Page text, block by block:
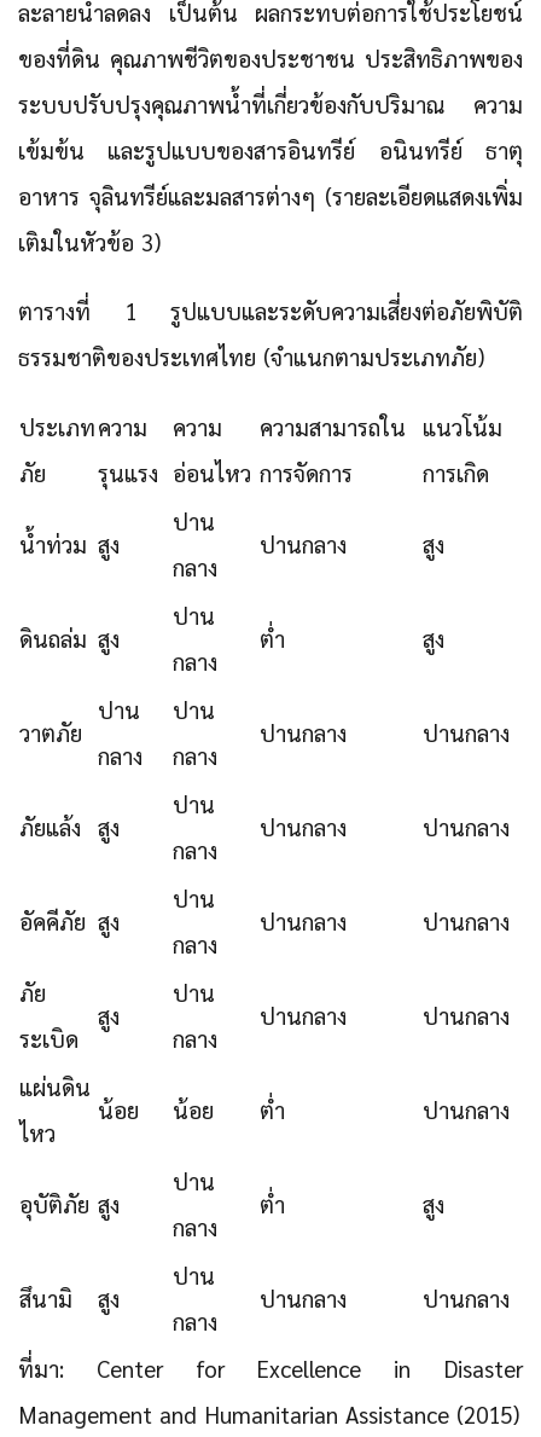
ละลายน้ำลดลง เป็นต้น ผลกระทบต่อการใช้ประโยชน์
ของที่ดิน คุณภาพชีวิตของประชาชน ประสิทธิภาพของ
ระบบปรับปรุงคุณภาพน้ำที่เกี่ยวข้องกับปริมาณ ความ
เข้มข้น และรูปแบบของสารอินทรีย์ อนินทรีย์ ธาตุ
อาหาร จุลินทรีย์และมลสารต่างๆ (รายละเอียดแสดงเพิ่ม
เติมในหัวข้อ 3)
ตารางที่ 1 รูปแบบและระดับความเสี่ยงต่อภัยพิบัติ
ธรรมชาติของประเทศไทย (จำแนกตามประเภทภัย)
ประเภท
ภัย
ความ
รุนแรง
ความ
อ่อนไหว
ความสามารถใน
การจัดการ
แนวโน้ม
การเกิด
น้ำท่วม สูง
ปาน
กลาง
ปานกลาง สูง
ดินถล่ม สูง
ปาน
กลาง
ต่ำ สูง
วาตภัย
ปาน
กลาง
ปาน
กลาง
ปานกลาง ปานกลาง
ภัยแล้ง สูง
ปาน
กลาง
ปานกลาง ปานกลาง
อัคคีภัย สูง
ปาน
กลาง
ปานกลาง ปานกลาง
ภัย
ระเบิด
สูง
ปาน
กลาง
ปานกลาง ปานกลาง
แผ่นดิน
ไหว
น้อย น้อย ต่ำ ปานกลาง
อุบัติภัย สูง
ปาน
กลาง
ต่ำ สูง
สึนามิ สูง
ปาน
กลาง
ปานกลาง ปานกลาง
ที่มา: Center for Excellence in Disaster
Management and Humanitarian Assistance (2015)